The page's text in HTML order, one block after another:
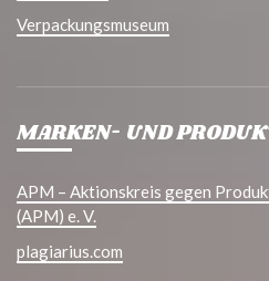
Verpackungsmuseum
MARKEN- UND
APM – Aktionskreis gegen
(APM) e. V.
plagiarius.com